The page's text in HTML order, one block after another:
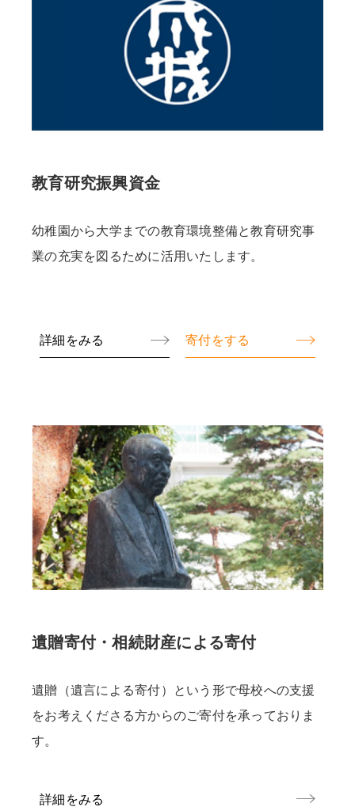
教育研究振興資金
幼稚園から大学までの教育環境整備と教育研究事
業の充実を図るために活用いたします。
詳細をみる 寄付をする
遺贈寄付・相続財産による寄付
遺贈（遺言による寄付）という形で母校への支援
をお考えくださる方からのご寄付を承っておりま
す。
詳細をみる